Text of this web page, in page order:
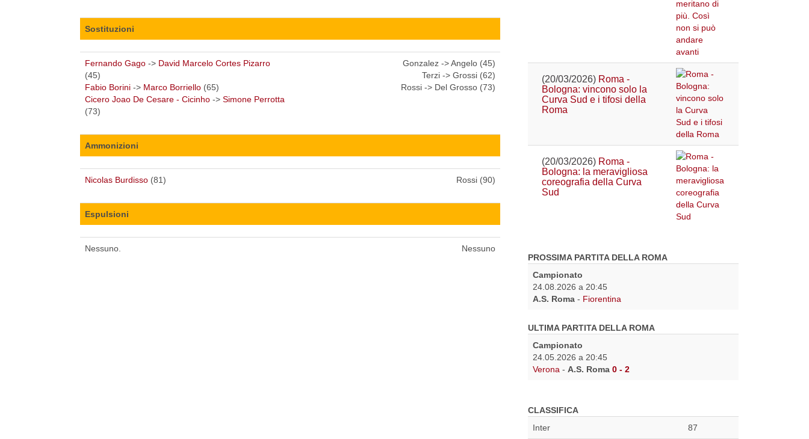
Sostituzioni
Fernando Gago -> David Marcelo Cortes Pizarro
(45)
Fabio Borini -> Marco Borriello (65)
Cicero Joao De Cesare - Cicinho -> Simone Perrotta
(73)
Gonzalez -> Angelo (45)
Terzi -> Grossi (62)
Rossi -> Del Grosso (73)
Ammonizioni
Nicolas Burdisso (81) Rossi (90)
Espulsioni
Nessuno. Nessuno
(20/03/2026) Roma -
Bologna: vincono solo la
Curva Sud e i tifosi della
Roma
(20/03/2026) Roma -
Bologna: la meravigliosa
coreografia della Curva
Sud
PROSSIMA PARTITA DELLA ROMA
Campionato
24.08.2026 a 20:45
A.S. Roma - Fiorentina
ULTIMA PARTITA DELLA ROMA
Campionato
24.05.2026 a 20:45
Verona - A.S. Roma 0 - 2
CLASSIFICA
Inter
87